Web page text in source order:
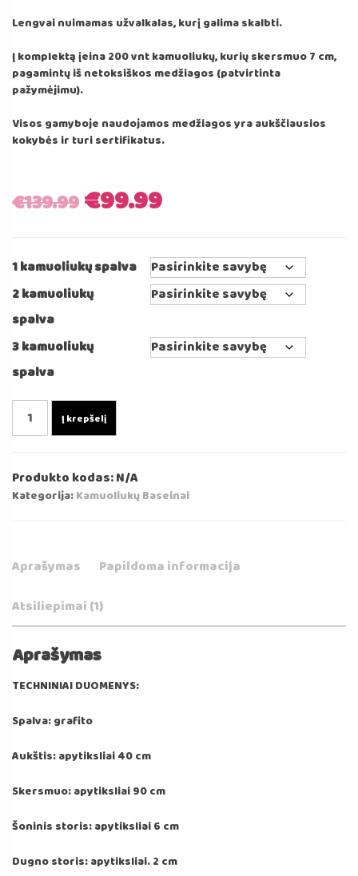
Lengvai nuimamas užvalkalas, kurį galima skalbti.
Į komplektą įeina 200 vnt kamuoliukų, kurių skersmuo 7 cm,
pagamintų iš netoksiškos medžiagos (patvirtinta
pažymėjimu).
Visos gamyboje naudojamos medžiagos yra aukščiausios
kokybės ir turi sertifikatus.
€139.99Original
was:
€139.99.
€99.99Current
is:
€99.99.
1 kamuoliukų spalva
2 kamuoliukų
spalva
3 kamuoliukų
spalva
produkto
kiekis:
Kamuoliukų
Baseinas
Į krepšelį
Produkto kodas:N/A
Kategorija:Kamuoliukų Baseinai
Aprašymas
Papildoma informacija
Atsiliepimai (1)
Aprašymas
TECHNINIAI DUOMENYS:
Spalva: grafito
Aukštis: apytiksliai 40 cm
Skersmuo: apytiksliai 90 cm
Šoninis storis: apytiksliai 6 cm
Dugno storis: apytiksliai. 2 cm